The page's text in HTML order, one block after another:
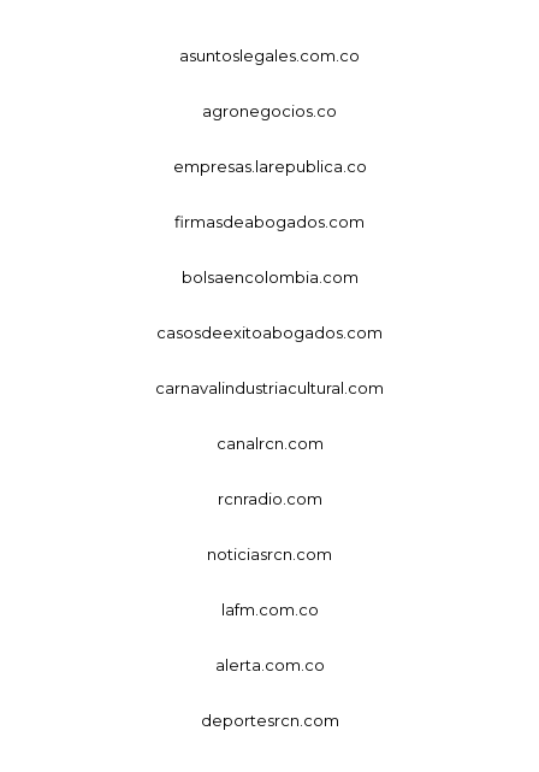
asuntoslegales.com.co
agronegocios.co
empresas.larepublica.co
firmasdeabogados.com
bolsaencolombia.com
casosdeexitoabogados.com
carnavalindustriacultural.com
canalrcn.com
rcnradio.com
noticiasrcn.com
lafm.com.co
alerta.com.co
deportesrcn.com